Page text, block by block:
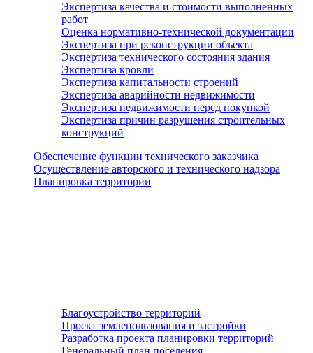
Экспертиза качества и стоимости выполненных
работ
Оценка нормативно-технической документации
Экспертиза при реконструкции объекта
Экспертиза технического состояния здания
Экспертиза кровли
Экспертиза капитальности строений
Экспертиза аварийности недвижимости
Экспертиза недвижимости перед покупкой
Экспертиза причин разрушения строительных
конструкций
Обеспечение функции технического заказчика
Осуществление авторского и технического надзора
Планировка территории
Благоустройство территорий
Проект землепользования и застройки
Разработка проекта планировки территорий
Генеральный план поселения